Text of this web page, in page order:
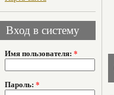
Вход в систему
Имя пользователя: *
Пароль: *